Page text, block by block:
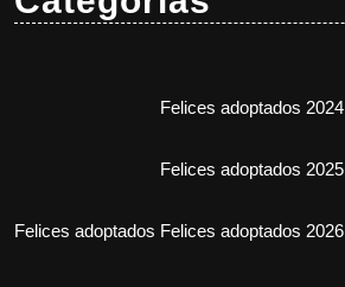
Felices adoptados
Felices adoptados 2024
Felices adoptados 2025
Felices adoptados 2026